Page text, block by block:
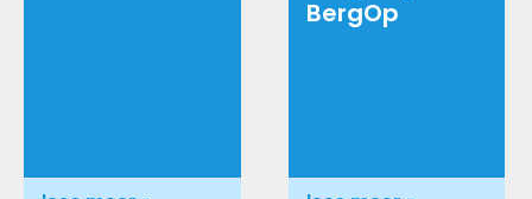
BergOp